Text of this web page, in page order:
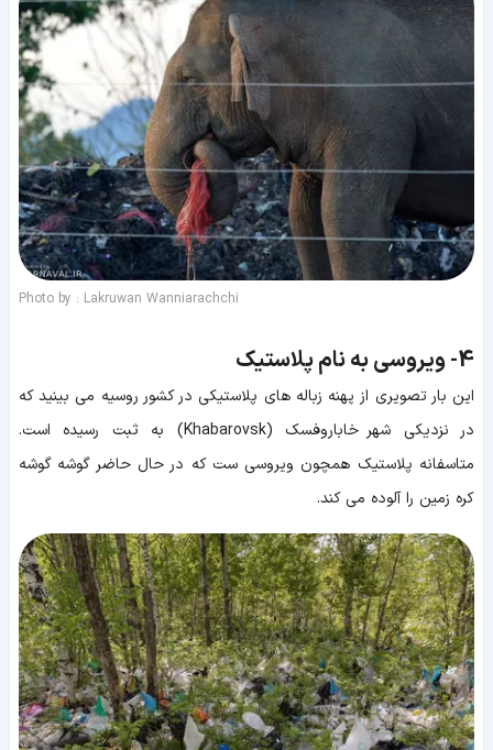
Photo by : Lakruwan Wanniarachchi
4- ویروسی به نام پلاستیک
این بار تصویری از پهنه زباله های پلاستیکی در کشور روسیه می بینید که
در نزدیکی شهر خاباروفسک (Khabarovsk) به ثبت رسیده است.
متاسفانه پلاستیک همچون ویروسی ست که در حال حاضر گوشه گوشه
کره زمین را آلوده می کند.